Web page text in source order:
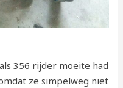
356 rijder moeite had
ze simpelweg niet